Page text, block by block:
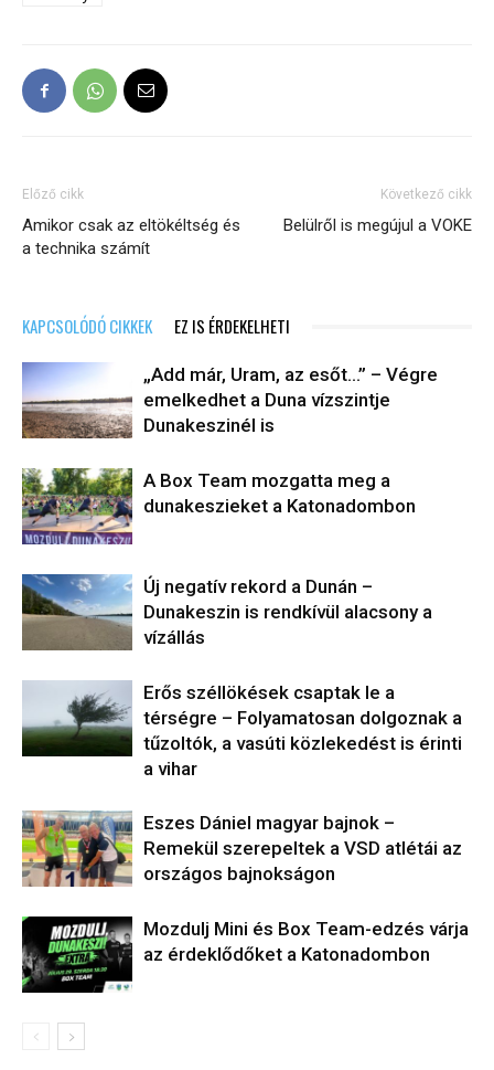
Előző cikk
Amikor csak az eltökéltség és
a technika számít
Következő cikk
Belülről is megújul a VOKE
KAPCSOLÓDÓ CIKKEK EZ IS ÉRDEKELHETI
„Add már, Uram, az esőt…” – Végre
emelkedhet a Duna vízszintje
Dunakeszinél is
A Box Team mozgatta meg a
dunakeszieket a Katonadombon
Új negatív rekord a Dunán –
Dunakeszin is rendkívül alacsony a
vízállás
Erős széllökések csaptak le a
térségre – Folyamatosan dolgoznak a
tűzoltók, a vasúti közlekedést is érinti
a vihar
Eszes Dániel magyar bajnok –
Remekül szerepeltek a VSD atlétái az
országos bajnokságon
Mozdulj Mini és Box Team-edzés várja
az érdeklődőket a Katonadombon